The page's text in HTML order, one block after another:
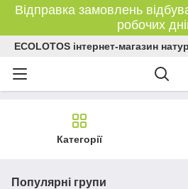
Відправка замовлень
робочих
ECOLOTOS інтернет-магазин
Категорії
Популярні групи